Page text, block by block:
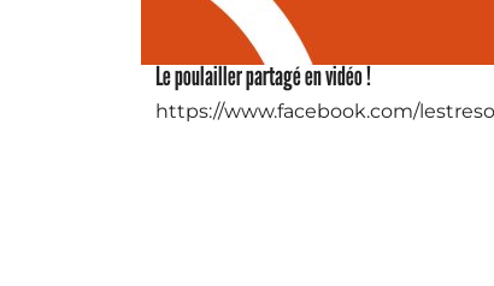
Le poulailler partagé en vidéo !
https://www.facebook.com/